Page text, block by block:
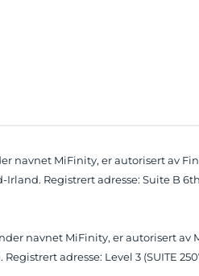
navnet MiFinity, er autorisert av
Registrert adresse: Suite B
navnet MiFinity, er autorisert av
adresse: Level 3 (SUITE